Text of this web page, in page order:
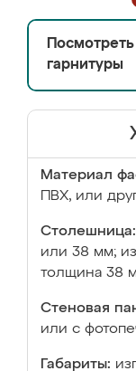
гарнитуры
Материал
ПВХ, или
Столешница:
или 38 мм;
толщина 38
Стеновая
или с
Габариты: